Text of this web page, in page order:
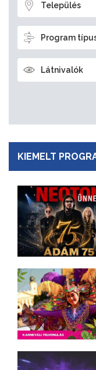
Település
Program
Látnivalók
KIEMELT